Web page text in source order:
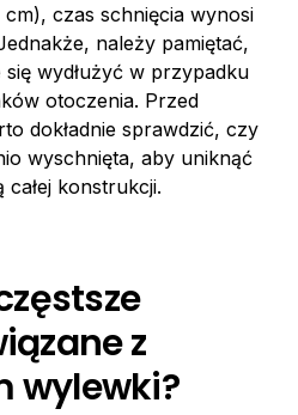
czas schnięcia wynosi
należy pamiętać,
wydłużyć w przypadku
otoczenia. Przed
dokładnie sprawdzić, czy
wyschnięta, aby uniknąć
konstrukcji.
z
wylewki?